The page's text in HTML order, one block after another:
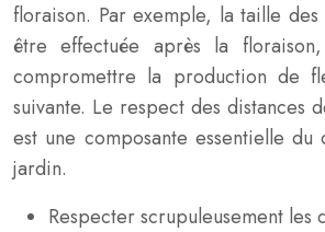
floraison. Par exemple, la taille
être effectuée après la
compromettre la production de
suivante. Le respect des distances
est une composante essentielle
jardin.
Respecter scrupuleusement les